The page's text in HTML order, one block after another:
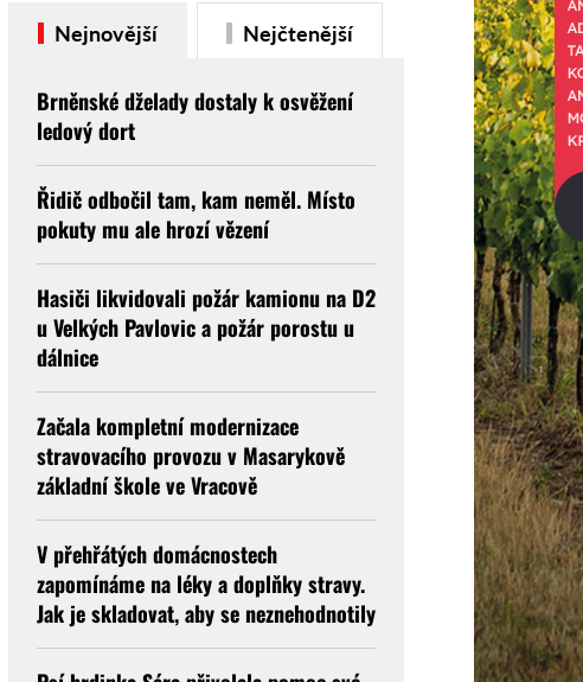
Nejnovější Nejčtenější
Brněnské dželady dostaly k osvěžení
ledový dort
Řidič odbočil tam, kam neměl. Místo
pokuty mu ale hrozí vězení
Hasiči likvidovali požár kamionu na D2
u Velkých Pavlovic a požár porostu u
dálnice
Začala kompletní modernizace
stravovacího provozu v Masarykově
základní škole ve Vracově
V přehřátých domácnostech
zapomínáme na léky a doplňky stravy.
Jak je skladovat, aby se neznehodnotily